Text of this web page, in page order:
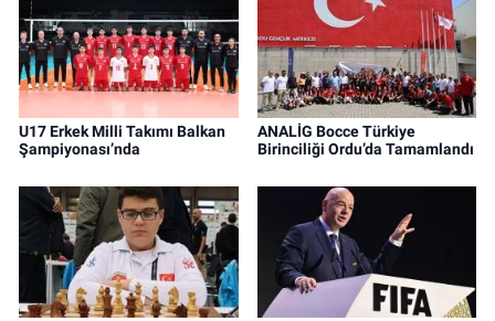
U17 Erkek Milli Takımı Balkan
Şampiyonası’nda
ANALİG Bocce Türkiye
Birinciliği Ordu’da Tamamlandı